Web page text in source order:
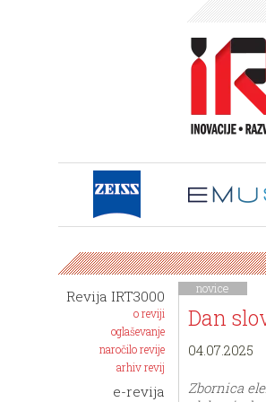
Revija IRT3000
o reviji
oglaševanje
naročilo revije
arhiv revij
e-revija
novice
Dan
04.07.2025
Zbornica